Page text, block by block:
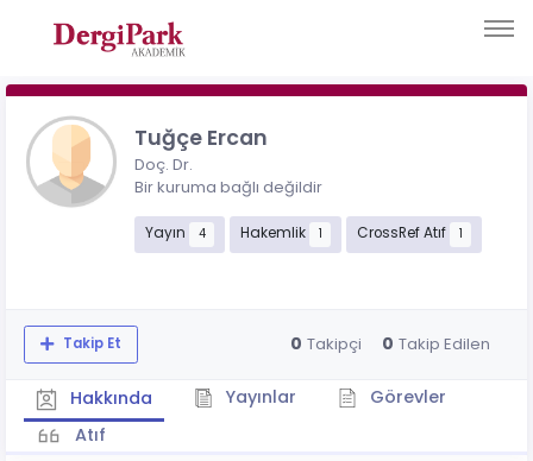
Tuğçe Ercan
Doç. Dr.
Bir kuruma bağlı değildir
Yayın 4 Hakemlik 1 CrossRef Atıf 1
Takip Et 0 Takipçi 0 Takip Edilen
Hakkında Yayınlar
Görevler
Atıf